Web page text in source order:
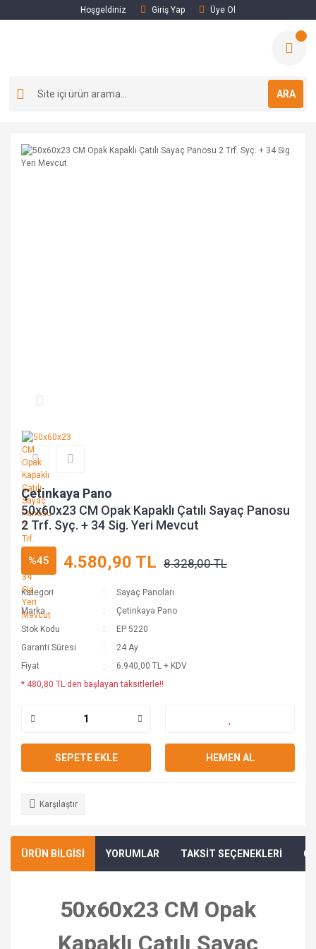
Hoşgeldiniz Giriş Yap Üye Ol
ARA
Çetinkaya Pano
50x60x23 CM Opak Kapaklı Çatılı Sayaç Panosu
2 Trf. Syç. + 34 Sig. Yeri Mevcut
%45 4.580,90 TL 8.328,00 TL
Kategori
Sayaç Panoları
Marka
Çetinkaya Pano
Stok Kodu
EP 5220
Garanti Süresi
24 Ay
Fiyat
6.940,00 TL + KDV
* 480,80 TL den başlayan taksitlerle!!
SEPETE EKLE HEMEN AL
Karşılaştır
ÜRÜN BİLGİSİ YORUMLAR TAKSİT SEÇENEKLERİ
50x60x23 CM Opak
Kapaklı Çatılı Sayaç